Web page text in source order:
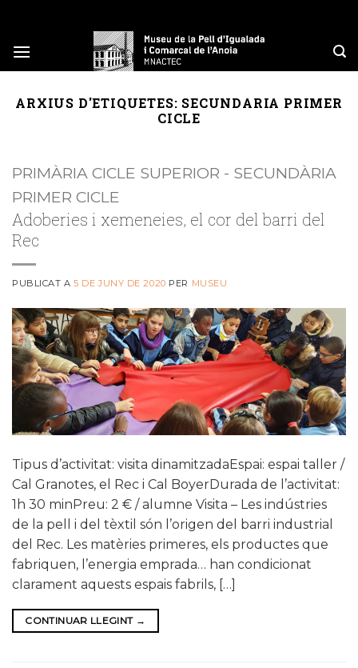
content
ARXIUS D'ETIQUETES: SECUNDARIA PRIMER
CICLE
PRIMÀRIA CICLE SUPERIOR - SECUNDÀRIA
PRIMER CICLE
Adoberies i xemeneies, el cor del barri del
Rec
PUBLICAT A5 DE JUNY DE 2020 PER MUSEU
Tipus d’activitat: visita dinamitzadaEspai: espai taller /
Cal Granotes, el Rec i Cal BoyerDurada de l’activitat:
1h 30 minPreu: 2 € / alumne Visita – Les indústries
de la pell i del tèxtil són l’origen del barri industrial
del Rec. Les matèries primeres, els productes que
fabriquen, l’energia emprada… han condicionat
clarament aquests espais fabrils, […]
CONTINUAR LLEGINT →